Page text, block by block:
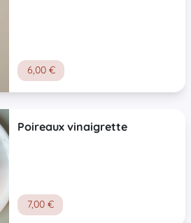
6,00 €
Poireaux vinaigrette
7,00 €